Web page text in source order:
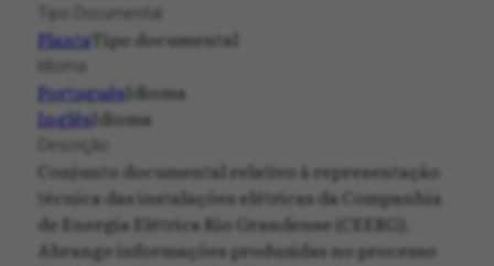
Tipo Documental
PlantaTipo documental
Idioma
PortuguêsIdioma
InglêsIdioma
Descrição
Conjunto documental relativo à representação
técnica das instalações elétricas da Companhia
de Energia Elétrica Rio Grandense (CEERG).
Abrange informações produzidas no processo